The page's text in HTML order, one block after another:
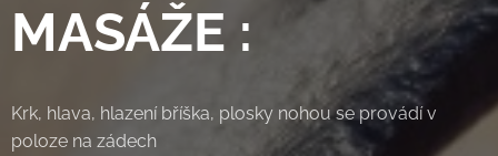
MASÁŽE :
Krk, hlava, hlazení bříška, plosky nohou se provádí v
poloze na zádech